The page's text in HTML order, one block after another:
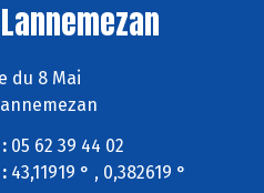
du 8 Mai
05 62 39 44 02
43,11919 ° , 0,382619 °